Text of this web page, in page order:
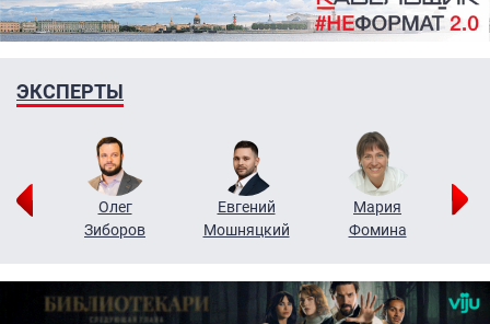
ЭКСПЕРТЫ
Олег
Зиборов
Евгений
Мошняцкий
Мария
Фомина